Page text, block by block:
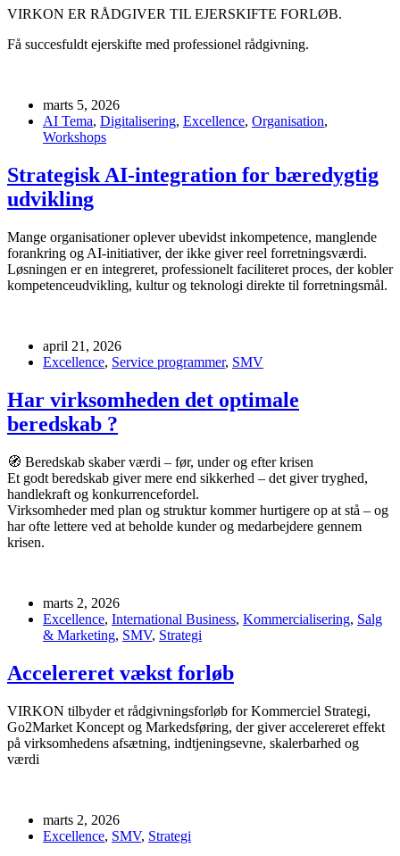
VIRKON ER RÅDGIVER TIL EJERSKIFTE FORLØB.
Få succesfuldt ejerskifte med professionel rådgivning.
marts 5, 2026
AI Tema, Digitalisering, Excellence, Organisation,
Workshops
Strategisk AI-integration for bæredygtig
udvikling
Mange organisationer oplever ubevidst inkompetence, manglende
forankring og AI‑initiativer, der ikke giver reel forretningsværdi.
Løsningen er en integreret, professionelt faciliteret proces, der kobler
kompetenceudvikling, kultur og teknologi direkte til forretningsmål.
april 21, 2026
Excellence, Service programmer, SMV
Har virksomheden det optimale
beredskab ?
🧭 Beredskab skaber værdi – før, under og efter krisen
Et godt beredskab giver mere end sikkerhed – det giver tryghed,
handlekraft og konkurrencefordel.
Virksomheder med plan og struktur kommer hurtigere op at stå – og
har ofte lettere ved at beholde kunder og medarbejdere gennem
krisen.
marts 2, 2026
Excellence, International Business, Kommercialisering, Salg
& Marketing, SMV, Strategi
Accelereret vækst forløb
VIRKON tilbyder et rådgivningsforløb for Kommerciel Strategi,
Go2Market Koncept og Markedsføring, der giver accelereret effekt
på virksomhedens afsætning, indtjeningsevne, skalerbarhed og
værdi
marts 2, 2026
Excellence, SMV, Strategi